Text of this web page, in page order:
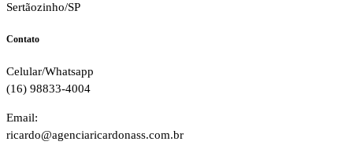
Sertãozinho/SP
Contato
Celular/Whatsapp
(16) 98833-4004
Email:
ricardo@agenciaricardonass.com.br